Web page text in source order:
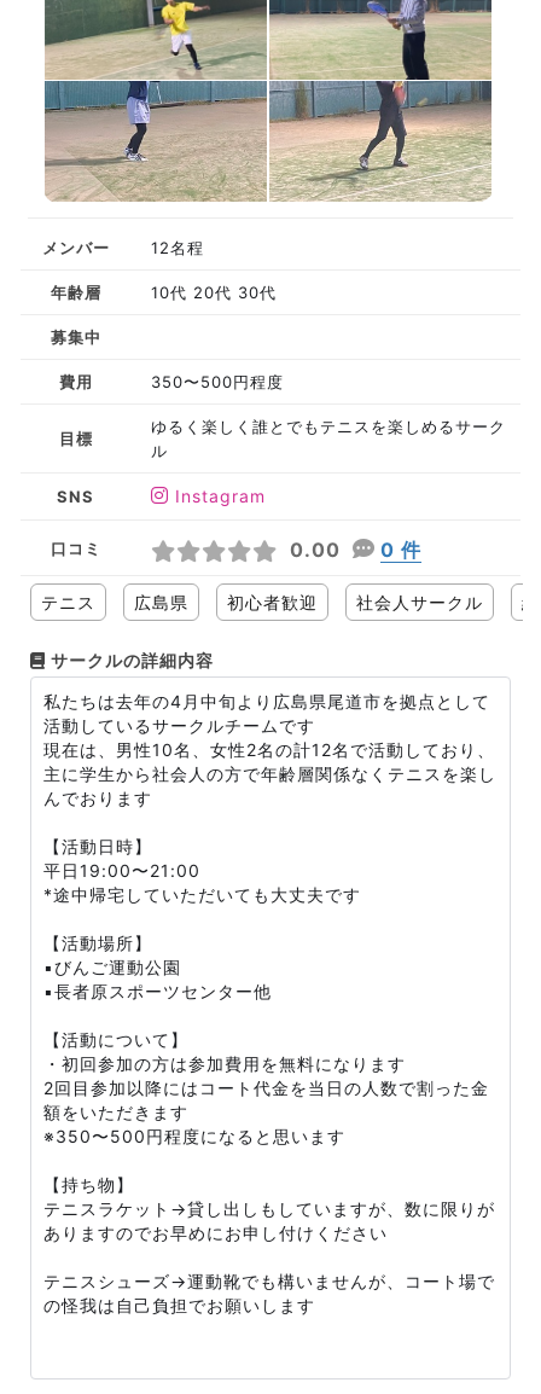
メンバー 12名程
年齢層 10代 20代 30代
募集中
費用 350〜500円程度
目標
ゆるく楽しく誰とでもテニスを楽しめるサーク
ル
SNS Instagram
口コミ 0.00 0 件
テニス 広島県 初心者歓迎 社会人サークル
サークルの詳細内容
私たちは去年の4月中旬より広島県尾道市を拠点として
活動しているサークルチームです
現在は、男性10名、女性2名の計12名で活動しており、
主に学生から社会人の方で年齢層関係なくテニスを楽し
んでおります
【活動日時】
平日19:00〜21:00
*途中帰宅していただいても大丈夫です
【活動場所】
▪️びんご運動公園
▪️長者原スポーツセンター他
【活動について】
・初回参加の方は参加費用を無料になります
2回目参加以降にはコート代金を当日の人数で割った金
額をいただきます
※350〜500円程度になると思います
【持ち物】
テニスラケット→貸し出しもしていますが、数に限りが
ありますのでお早めにお申し付けください
テニスシューズ→運動靴でも構いませんが、コート場で
の怪我は自己負担でお願いします